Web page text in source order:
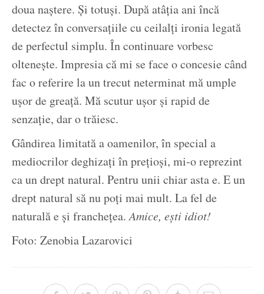
doua naștere. Și totuși. După atâția ani încă
detectez în conversațiile cu ceilalți ironia legată
de perfectul simplu. În continuare vorbesc
oltenește. Impresia că mi se face o concesie când
fac o referire la un trecut neterminat mă umple
ușor de greață. Mă scutur ușor și rapid de
senzație, dar o trăiesc.
Gândirea limitată a oamenilor, în special a
mediocrilor deghizați în prețioși, mi-o reprezint
ca un drept natural. Pentru unii chiar asta e. E un
drept natural să nu poți mai mult. La fel de
naturală e și franchețea.Amice, ești idiot!
Foto: Zenobia Lazarovici